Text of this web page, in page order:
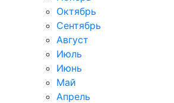
Октябрь
Сентябрь
Август
Июль
Июнь
Май
Апрель